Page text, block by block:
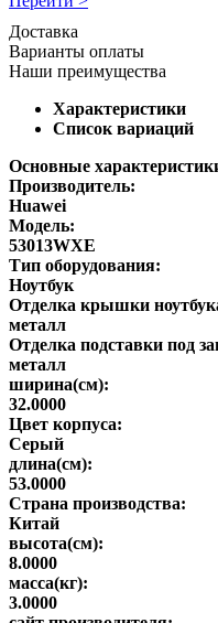
Доставка
Варианты оплаты
Наши преимущества
Характеристики
Список вариаций
Основные
Производитель:
Huawei
Модель:
53013WXE
Тип оборудования:
Ноутбук
Отделка крышки
металл
Отделка подставки под
металл
ширина(см):
32.0000
Цвет корпуса:
Серый
длина(см):
53.0000
Страна производства:
Китай
высота(см):
8.0000
масса(кг):
3.0000